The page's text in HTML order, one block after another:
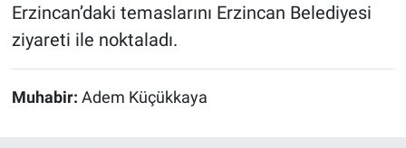
Erzincan’daki temaslarını Erzincan Belediyesi
ziyareti ile noktaladı.
Muhabir: Adem Küçükkaya